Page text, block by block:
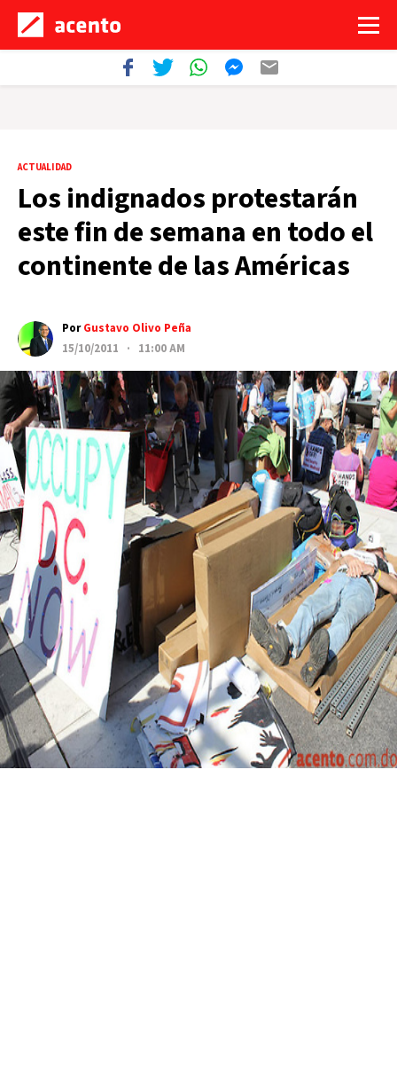
ACTUALIDAD
Los indignados protestarán
este fin de semana en todo el
continente de las Américas
PorGustavo Olivo Peña
15/10/2011 · 11:00 AM